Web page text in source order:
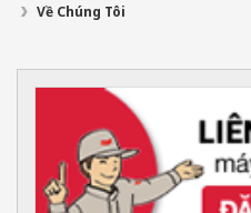
Về Chúng Tôi